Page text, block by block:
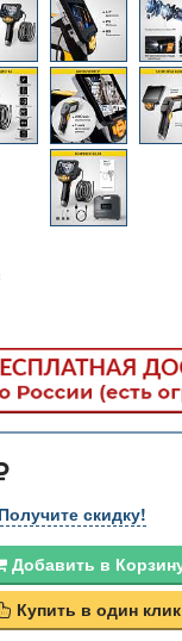
скидку!
Добавить в
Купить в один клик